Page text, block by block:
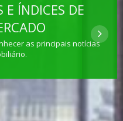
E ÍNDICES DE
as principais notícias